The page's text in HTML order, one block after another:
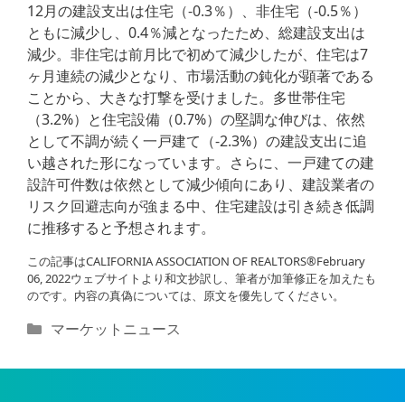
12月の建設支出は住宅（-0.3％）、非住宅（-0.5％）
ともに減少し、0.4％減となったため、総建設支出は
減少。非住宅は前月比で初めて減少したが、住宅は7
ヶ月連続の減少となり、市場活動の鈍化が顕著である
ことから、大きな打撃を受けました。多世帯住宅
（3.2%）と住宅設備（0.7%）の堅調な伸びは、依然
として不調が続く一戸建て（-2.3%）の建設支出に追
い越された形になっています。さらに、一戸建ての建
設許可件数は依然として減少傾向にあり、建設業者の
リスク回避志向が強まる中、住宅建設は引き続き低調
に推移すると予想されます。
この記事はCALIFORNIA ASSOCIATION OF REALTORS®February
06, 2022ウェブサイトより和文抄訳し、筆者が加筆修正を加えたも
のです。内容の真偽については、原文を優先してください。
カ
ゴ
マーケットニュース